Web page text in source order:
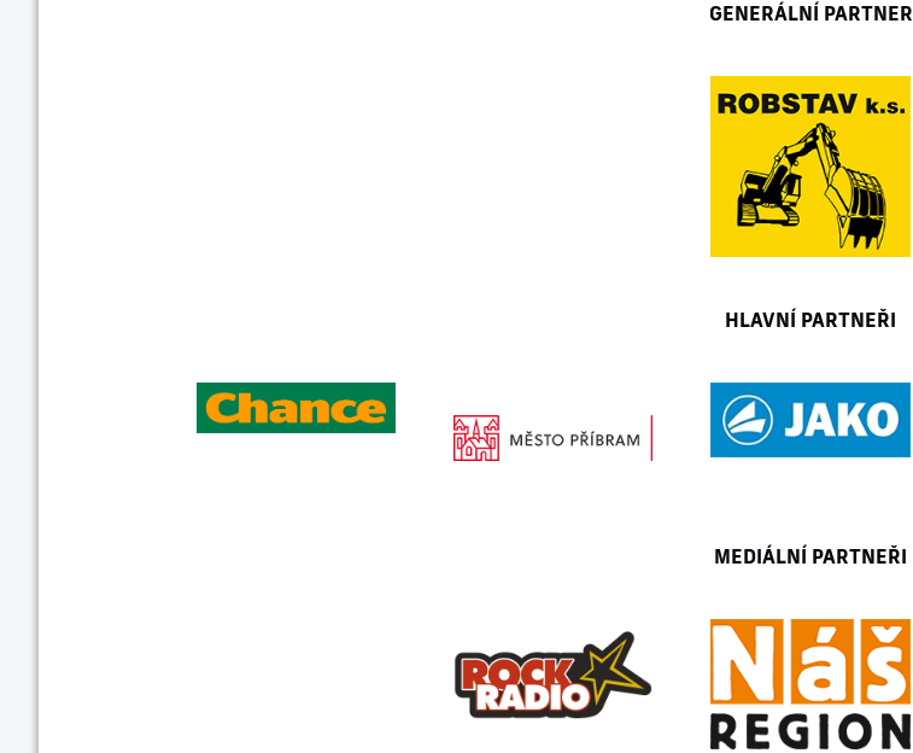
GENERÁLNÍ PARTNER
HLAVNÍ PARTNEŘI
MEDIÁLNÍ PARTNEŘI